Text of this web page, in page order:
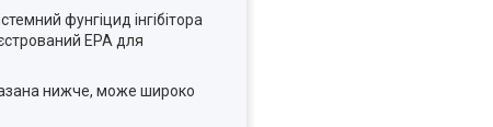
фунгіцид інгібітора
EPA для
нижче, може широко